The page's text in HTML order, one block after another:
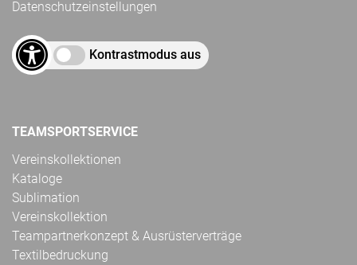
Datenschutzeinstellungen
Kontrastmodus aus
TEAMSPORTSERVICE
Vereinskollektionen
Kataloge
Sublimation
Vereinskollektion
Teampartnerkonzept & Ausrüsterverträge
Textilbedruckung